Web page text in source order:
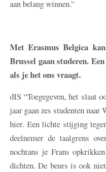
aan belang winnen.”
Met Erasmus Belgica
Brussel gaan studeren.
als je het ons vraagt.
dIS “Toegegeven, het slaat
jaar gaan zes studenten
hier. Een lichte stijging
deelnemer de taalgrens
nochtans je Frans
dichten. De beurs is ook